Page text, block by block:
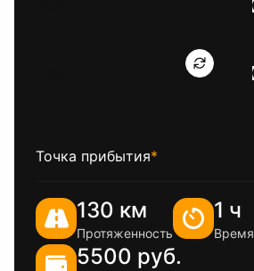
Точка прибытия*
130 км
Протяженность
1 ч
5500 руб.